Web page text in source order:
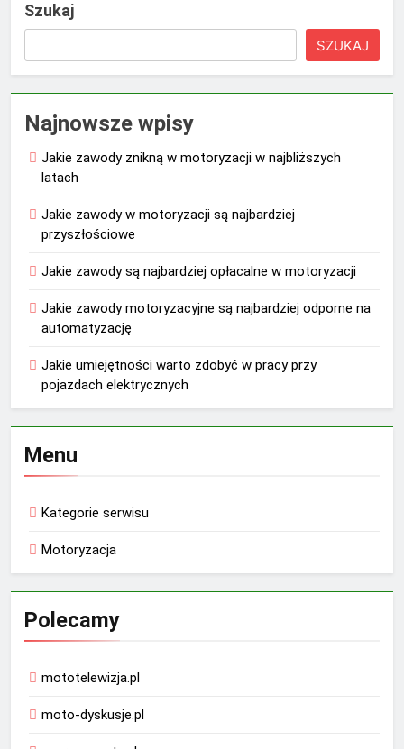
Szukaj
SZUKAJ
Najnowsze wpisy
Jakie zawody znikną w motoryzacji w najbliższych
latach
Jakie zawody w motoryzacji są najbardziej
przyszłościowe
Jakie zawody są najbardziej opłacalne w motoryzacji
Jakie zawody motoryzacyjne są najbardziej odporne na
automatyzację
Jakie umiejętności warto zdobyć w pracy przy
pojazdach elektrycznych
Menu
Kategorie serwisu
Motoryzacja
Polecamy
mototelewizja.pl
moto-dyskusje.pl